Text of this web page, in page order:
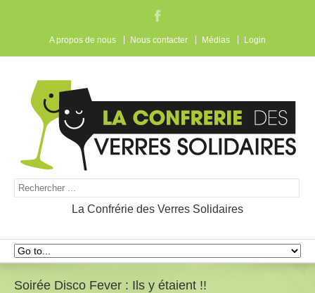
A propos de nous Nous contacter Médias Login
La Confrérie des Verres Solidaires
Soirée Disco Fever : Ils y étaient !!